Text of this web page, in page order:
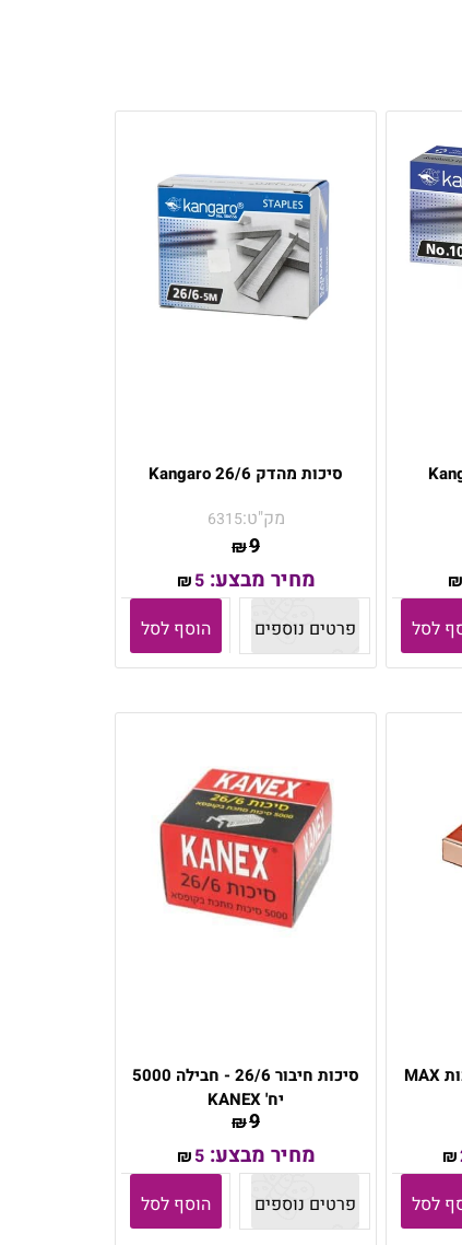
₪
לסל
סיכות מהדק 26/6 Kangaro
מק"ט:6315
₪9
מחיר מבצע: ₪5
פרטים נוספים
הוסף לסל
סיכות חיבור לאקדח סיכות MAX
₪
לסל
סיכות חיבור 26/6 - חבילה 5000
יח' KANEX
₪9
מחיר מבצע: ₪5
פרטים נוספים
הוסף לסל